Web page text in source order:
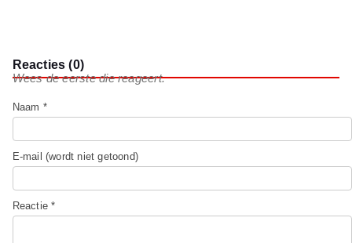
Reacties (0)
Wees de eerste die reageert.
Naam *
E-mail (wordt niet getoond)
Reactie *